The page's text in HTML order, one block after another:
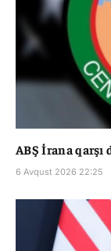
ABŞ İrana
6 Avqust 2026 22:25